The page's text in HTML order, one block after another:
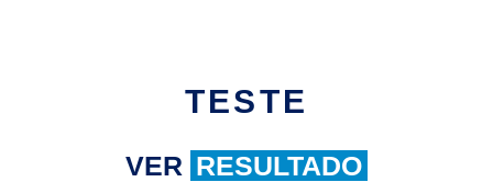
TESTE
VER RESULTADO